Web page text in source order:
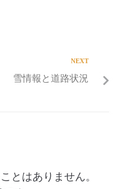
NEXT
雪情報と道路状況
とはありません。